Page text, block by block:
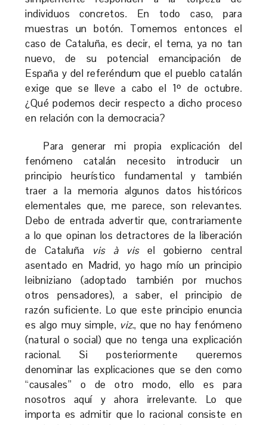
individuos concretos. En todo caso, para
muestras un botón. Tomemos entonces el
caso de Cataluña, es decir, el tema, ya no tan
nuevo, de su potencial emancipación de
España y del referéndum que el pueblo catalán
exige que se lleve a cabo el 1º de octubre.
¿Qué podemos decir respecto a dicho proceso
en relación con la democracia?
Para generar mi propia explicación del
fenómeno catalán necesito introducir un
principio heurístico fundamental y también
traer a la memoria algunos datos históricos
elementales que, me parece, son relevantes.
Debo de entrada advertir que, contrariamente
a lo que opinan los detractores de la liberación
de Cataluña vis à visel gobierno central
asentado en Madrid, yo hago mío un principio
leibniziano (adoptado también por muchos
otros pensadores), a saber, el principio de
razón suficiente. Lo que este principio enuncia
es algo muy simple, viz., que no hay fenómeno
(natural o social) que no tenga una explicación
racional. Si posteriormente queremos
denominar las explicaciones que se den como
“causales” o de otro modo, ello es para
nosotros aquí y ahora irrelevante. Lo que
importa es admitir que lo racional consiste en